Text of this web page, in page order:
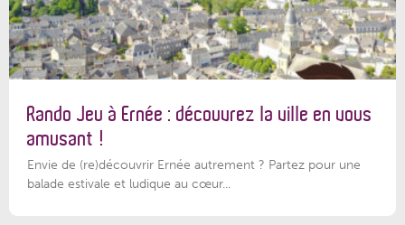
Rando Jeu à Ernée : découvrez la ville en vous
amusant !
Envie de (re)découvrir Ernée autrement ? Partez pour une
balade estivale et ludique au cœur...